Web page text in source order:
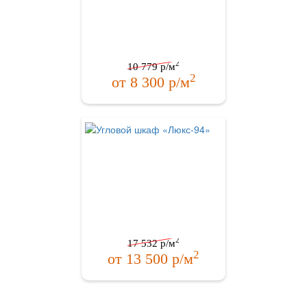
10 779р/м2
от 8 300р/м2
17 532р/м2
от 13 500 р/м2